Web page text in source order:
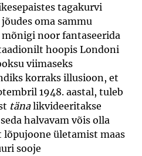
tagakurvi
oma sammu
noor fantaseerida
hoopis Londoni
viimaseks
korraks illusioon, et
1948. aastal, tuleb
tänalikvideeritakse
halvavam võis olla
lõpujoone ületamist maas
sooje